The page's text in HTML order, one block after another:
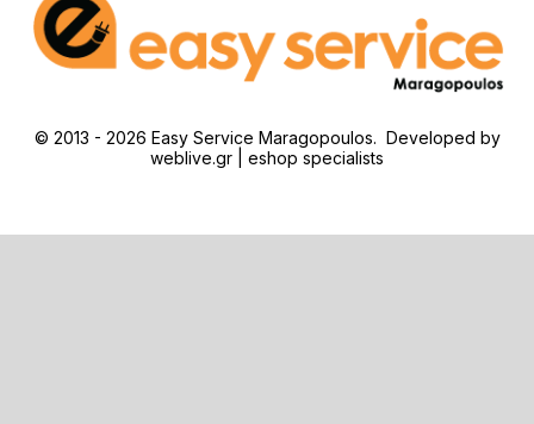
© 2013 - 2026 Easy Service Maragopoulos. Developed by
weblive.gr | eshop specialists